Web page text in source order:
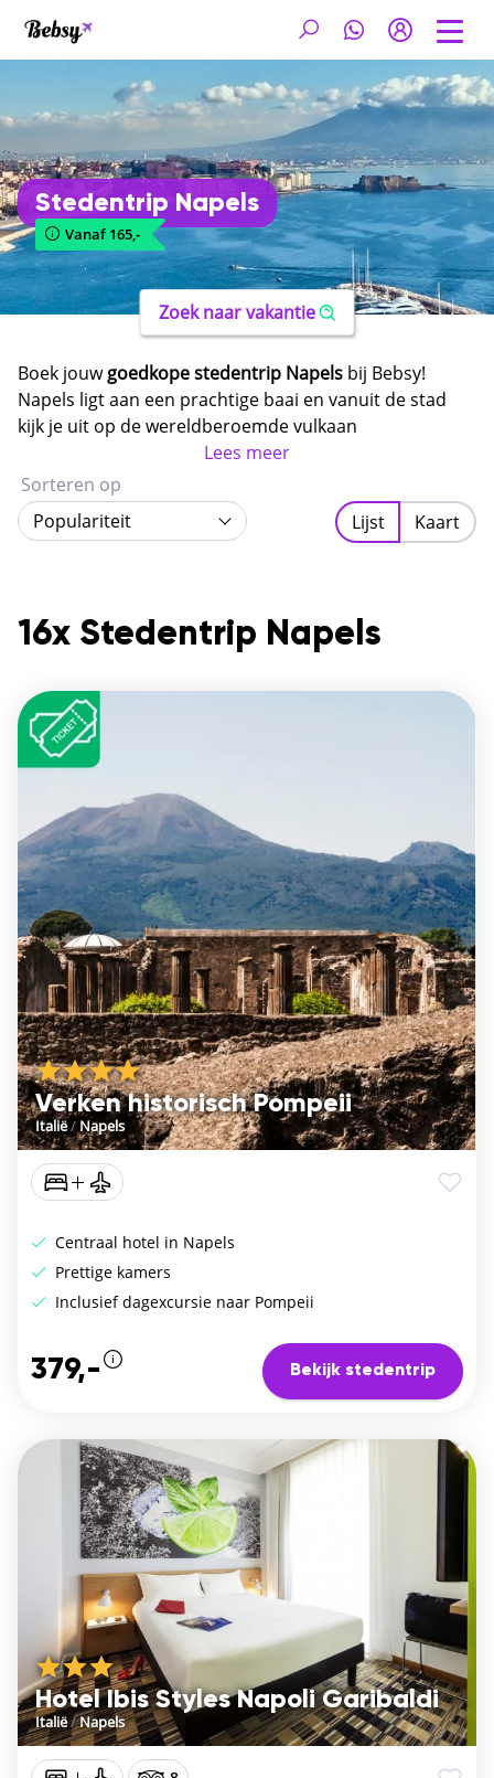
Stedentrip Napels
Vanaf 165,-
Zoek naar vakantie
Boek jouwgoedkope stedentrip Napels bij Bebsy!
Napels ligt aan een prachtige baai en vanuit de stad
kijk je uit op de wereldberoemde vulkaan
Vesuvius. Tijdens een citytrip Napels ontdek je meer
dan 300 hoogtepunten: wandel door de pittoreske
straatjes met pleinen en kerken en maak kennis met
het échte Italiaanse stadsleven. Napels staat daarnaast
Lees meer
16x Stedentrip Napels
Verken historisch Pompeii
Italië/ Napels
Centraal hotel in Napels
Prettige kamers
Inclusief dagexcursie naar Pompeii
379,- Bekijk stedentrip
Hotel Ibis Styles Napoli Garibaldi
Italië/Napels
Sorteren op
Populariteit
Lijst Kaart